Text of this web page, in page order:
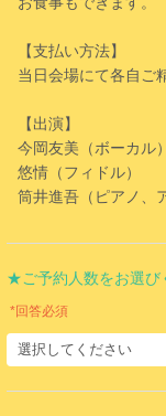
【支払い方法】
当日会場にて各自ご
【出演】
今岡友美（ボーカル）
悠情（フィドル）
筒井進吾（ピアノ、
★ご予約人数をお選び
*回答必須